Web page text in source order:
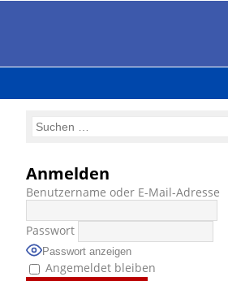
Anmelden
Benutzername oder E-Mail-Adresse
Passwort
Passwort anzeigen
Angemeldet bleiben